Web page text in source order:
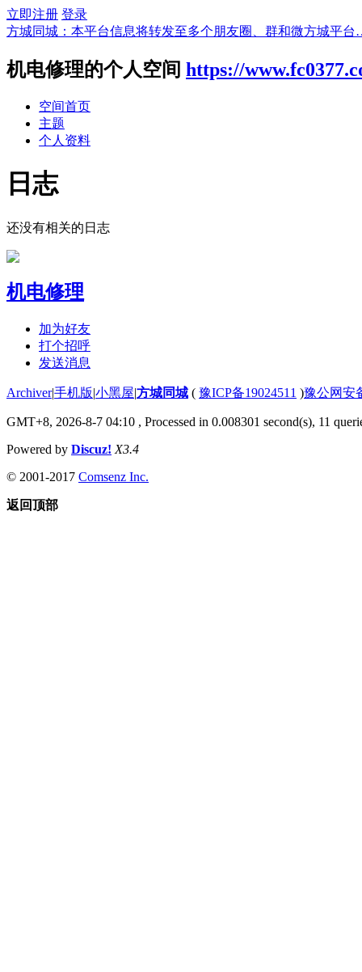
立即注册 登录
方城同城：本平台信息将转发至多个朋友圈、群和微方城平
机电修理的个人空间 https://
空间首页
主题
个人资料
日志
还没有相关的日志
机电修理
加为好友
打个招呼
发送消息
Archiver|手机版|小黑屋|方城同城 ( 豫ICP备19024511 )豫公网安
GMT+8, 2026-8-7 04:10 , Processed in 0.008301 second(s), 11
Powered by Discuz! X3.4
© 2001-2017 Comsenz Inc.
返回顶部